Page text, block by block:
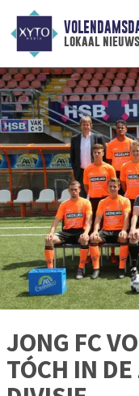
lokaal nieuws
JONG FC
TÓCH IN